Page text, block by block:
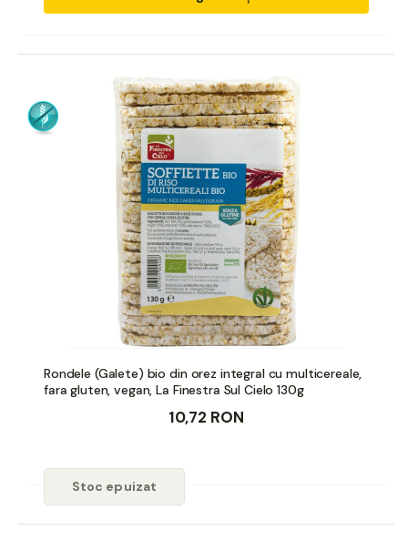
Rondele (Galete) bio din orez integral cu multicereale,
fara gluten, vegan, La Finestra Sul Cielo 130g
10,72 RON
Stoc epuizat